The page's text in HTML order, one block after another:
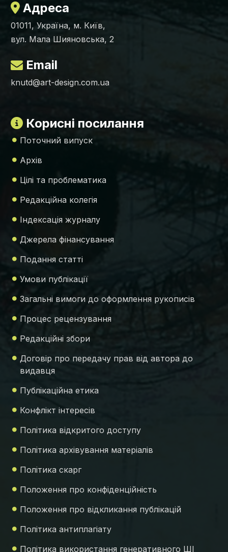
Адреса
01011, Україна, м. Київ,
вул. Мала Шияновська, 2
Email
knutd@art-design.com.ua
Корисні посилання
Поточний випуск
Архів
Цілі та проблематика
Редакційна колегія
Індексація журналу
Джерела фінансування
Подання статті
Умови публікації
Загальні вимоги до оформлення рукописів
Процес рецензування
Редакційні збори
Договір про передачу прав від автора до
видавця
Публікаційна етика
Конфлікт інтересів
Політика відкритого доступу
Політика архівування матеріалів
Політика скарг
Положення про конфіденційність
Положення про відкликання публікацій
Політика антиплагіату
Політика використання генеративного ШІ